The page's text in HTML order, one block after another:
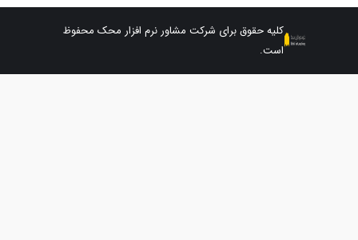
کلیه حقوق برای شرکت مشاور نرم افزار محک محفوظ
است.